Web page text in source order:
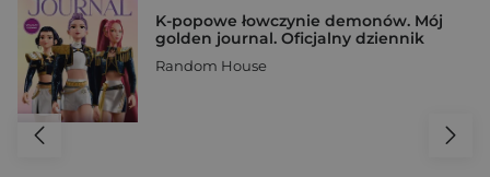
K-popowe łowczynie demonów. Mój
golden journal. Oficjalny dziennik
Random House